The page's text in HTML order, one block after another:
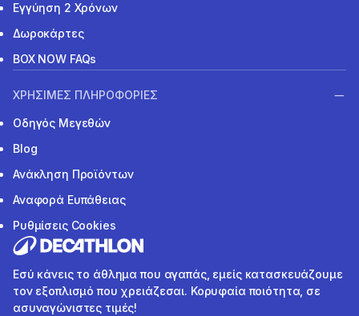
Εγγύηση 2 Χρόνων
Δωροκάρτες
BOX NOW FAQs
ΧΡΗΣΙΜΕΣ ΠΛΗΡΟΦΟΡΙΕΣ
Οδηγός Μεγεθών
Blog
Ανάκληση Προϊόντων
Αναφορά Ευπάθειας
Ρυθμίσεις Cookies
Εσύ κάνεις το άθλημα που αγαπάς, εμείς κατασκευάζουμε
τον εξοπλισμό που χρειάζεσαι. Κορυφαία ποιότητα, σε
ασυναγώνιστες τιμές!